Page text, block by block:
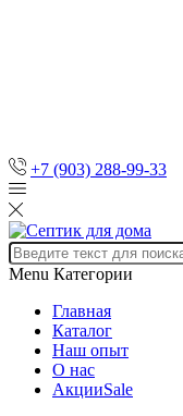
+7 (903) 288-99-33
Search
input
Menu Категории
Главная
Каталог
Наш опыт
О нас
АкцииSale